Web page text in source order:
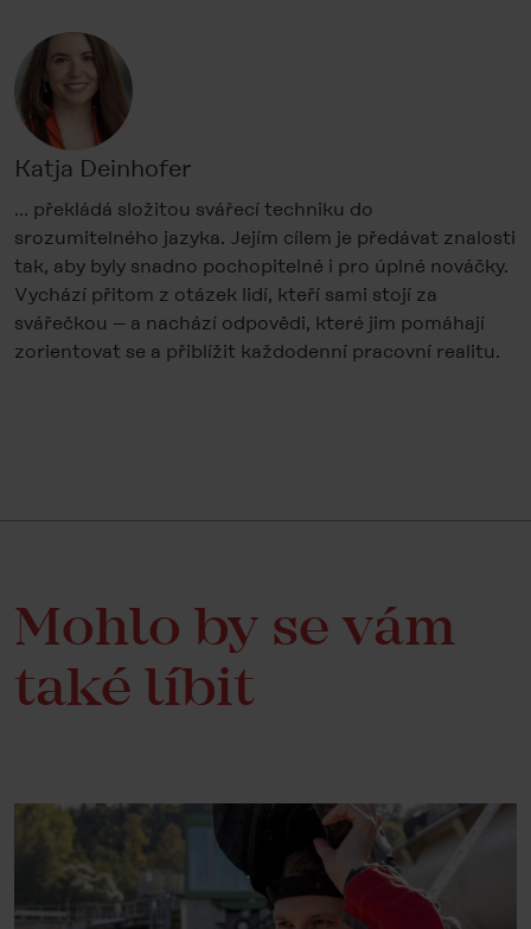
Katja Deinhofer
… překládá složitou svářecí techniku do
srozumitelného jazyka. Jejím cílem je předávat znalosti
tak, aby byly snadno pochopitelné i pro úplné nováčky.
Vychází přitom z otázek lidí, kteří sami stojí za
svářečkou – a nachází odpovědi, které jim pomáhají
zorientovat se a přiblížit každodenní pracovní realitu.
Mohlo by se vám
také líbit